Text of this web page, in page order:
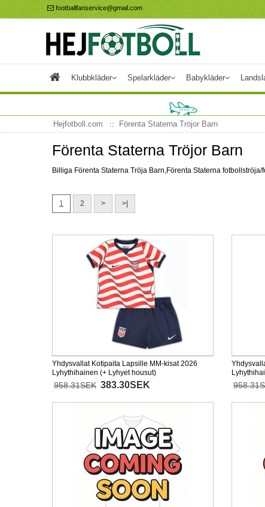
footballfanservice@gmail.com
Klubbkläder Spelarkläder Babykläder
Hejfotboll.com Förenta Staterna Tröjor Barn
Förenta Staterna Tröjor Barn
Billiga Förenta Staterna Tröja Barn,Förenta Staterna
1 2 > >|
Yhdysvallat Kotipaita Lapsille MM-kisat 2026
Lyhythihainen (+ Lyhyet housut)
958.31SEK 383.30SEK